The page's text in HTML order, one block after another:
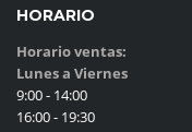
HORARIO
Horario ventas:
Lunes a Viernes
9:00 - 14:00
16:00 - 19:30